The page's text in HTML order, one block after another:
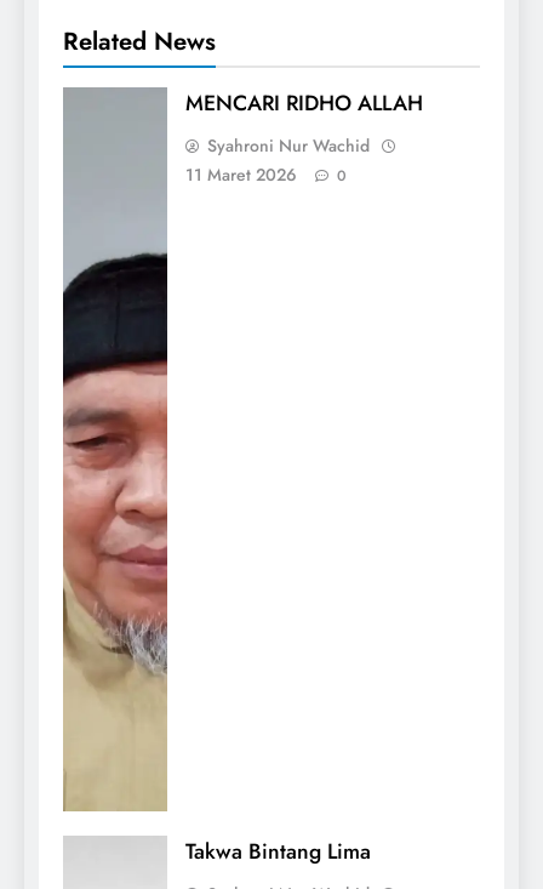
Related News
MENCARI RIDHO ALLAH
Syahroni Nur Wachid
11 Maret 2026
0
Takwa Bintang Lima